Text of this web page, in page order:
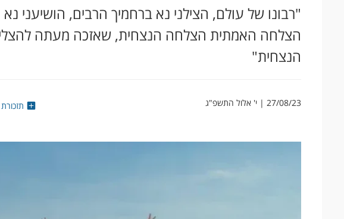
"רבונו של עולם, הצילני נא ברחמיך הרבים, הושיעני
הצלחה האמתית הצלחה הנצחית, שאזכה מעתה
הנצחית"
27/08/23 | י' אלול התשפ"ג תזכורת